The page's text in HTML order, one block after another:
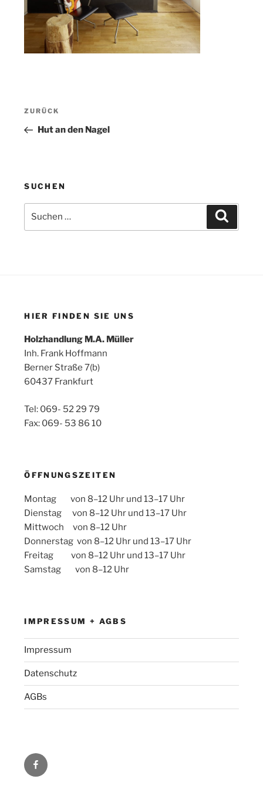
Beitragsnavigation
Vorheriger
Beitrag
ZURÜCK
Hut an den Nagel
SUCHEN
nach:
HIER FINDEN SIE UNS
Holzhandlung M.A. Müller
Inh. Frank Hoffmann
Berner Straße 7(b)
60437 Frankfurt
Tel: 069- 52 29 79
Fax: 069- 53 86 10
ÖFFNUNGSZEITEN
Montag von 8–12 Uhr und 13–17 Uhr
Dienstag von 8–12 Uhr und 13–17 Uhr
Mittwoch von 8–12 Uhr
Donnerstag von 8–12 Uhr und 13–17 Uhr
Freitag von 8–12 Uhr und 13–17 Uhr
Samstag von 8–12 Uhr
IMPRESSUM + AGBS
Impressum
Datenschutz
AGBs
Facebook